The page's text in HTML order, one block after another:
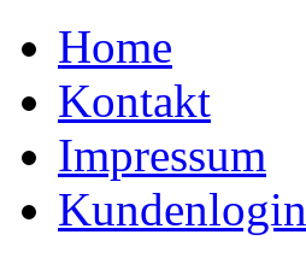
Home
Kontakt
Impressum
Kundenlogin